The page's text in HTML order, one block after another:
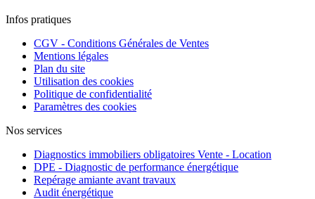
Infos pratiques
CGV - Conditions Générales de Ventes
Mentions légales
Plan du site
Utilisation des cookies
Politique de confidentialité
Paramètres des cookies
Nos services
Diagnostics immobiliers obligatoires Vente - Location
DPE - Diagnostic de performance énergétique
Repérage amiante avant travaux
Audit énergétique